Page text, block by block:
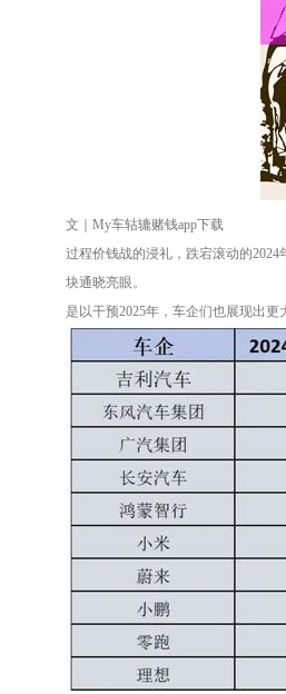
文｜My车轱辘赌钱app下载
过程价钱战的浸礼，跌宕滚动的
块通晓亮眼。
是以干预2025年，车企们也展现出